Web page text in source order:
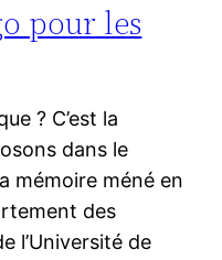
pour les
? C’est la
dans le
mémoire méné en
des
l’Université de